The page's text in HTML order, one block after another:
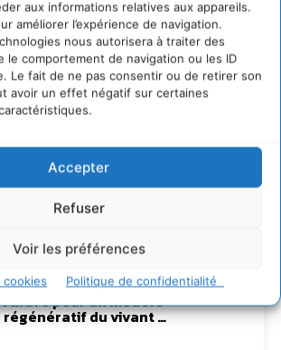
aux informations relatives aux appareils.
améliorer l’expérience de navigation.
nous autorisera à traiter des
le comportement de navigation ou les ID
Le fait de ne pas consentir ou de retirer son
avoir un effet négatif sur certaines
Accepter
Refuser
Voir les préférences
cookies Politique de confidentialité
les territoires par le dialogue et la
un Commun
des Transitions
durable en faveur de
résilients
l’arbre pour un modèle
régénératif du vivant …